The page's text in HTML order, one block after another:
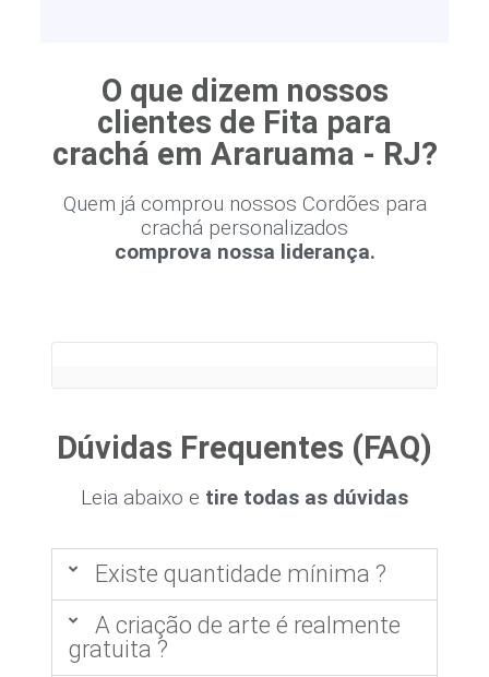
O que dizem nossos
clientes de Fita para
crachá em Araruama - RJ?
Quem já comprou nossos Cordões para
crachá personalizados
comprova nossa liderança.
Dúvidas Frequentes (FAQ)
Leia abaixo e tire todas as dúvidas
Existe quantidade mínima ?
A criação de arte é realmente
gratuita ?